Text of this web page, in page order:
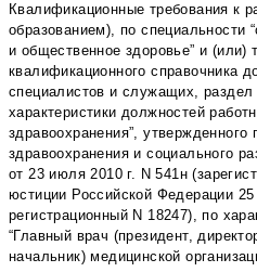
Квалификационные требования к
образованием), по специальности
и общественное здоровье” и (или)
квалификационного справочника
специалистов и служащих,
характеристики должностей
здравоохранения”, утвержденного
здравоохранения и социального
от 23 июля 2010 г. N 541н
юстиции Российской Федерации 25
регистрационный N 18247), по
“Главный врач (президент,
начальник) медицинской